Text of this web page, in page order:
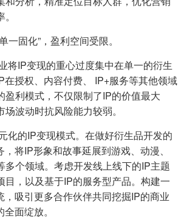
一固化”，盈利空间受限。
将IP变现的重心过度集中在单一的衍生
在授权、内容付费、 IP+服务等其他领域
盈利模式，不仅限制了IP的价值最大
波动时抗风险能力较弱。
化的IP变现模式。在做好衍生品开发的
将IP形象和故事延展到游戏、动漫、
多个领域。考虑开发线上线下的IP主题
目，以及基于IP的服务型产品。构建一
，吸引更多合作伙伴共同挖掘IP的商业
面绽放。